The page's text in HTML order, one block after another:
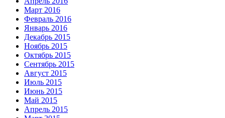
Март 2016
Февраль 2016
Январь 2016
Декабрь 2015
Ноябрь 2015
Октябрь 2015
Сентябрь 2015
Август 2015
Июль 2015
Июнь 2015
Май 2015
Апрель 2015